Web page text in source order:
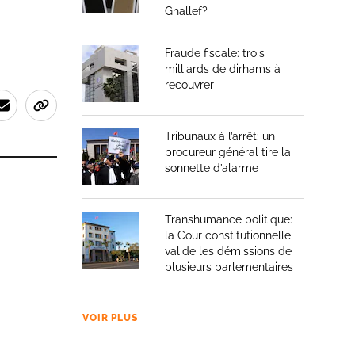
Ghallef?
Fraude fiscale: trois
milliards de dirhams à
recouvrer
Tribunaux à l’arrêt: un
procureur général tire la
sonnette d’alarme
Transhumance politique:
la Cour constitutionnelle
valide les démissions de
plusieurs parlementaires
VOIR PLUS